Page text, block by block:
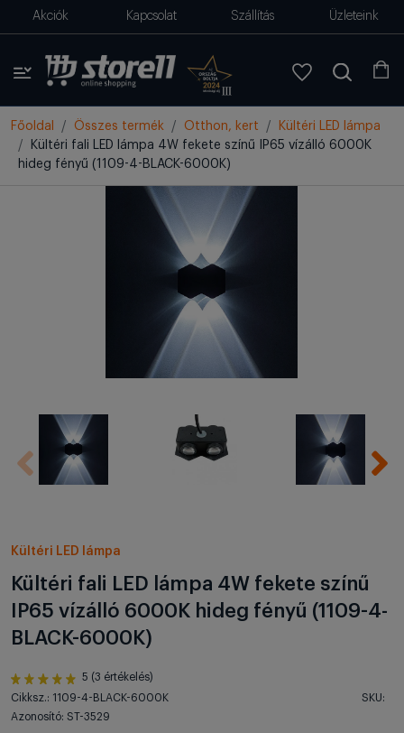
Akciók Kapcsolat Szállítás Üzleteink
Főoldal Összes termék Otthon, kert
Kültéri LED lámpa
Kültéri fali LED lámpa 4W fekete színű IP65 vízálló 6000K
hideg fényű (1109-4-BLACK-6000K)
Kültéri LED lámpa
Kültéri fali LED lámpa 4W fekete színű
IP65 vízálló 6000K hideg fényű (1109-4-
BLACK-6000K)
5 (3 értékelés)
Cikksz.: 1109-4-BLACK-6000K
SKU:
Azonosító: ST-3529